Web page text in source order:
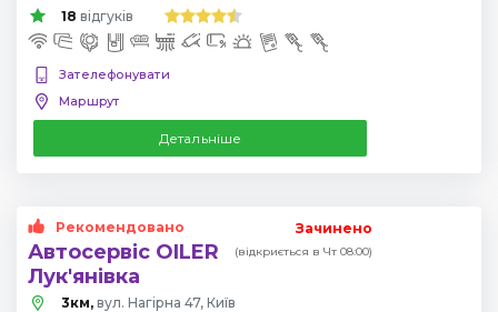
18 відгуків
Зателефонувати
Маршрут
Детальніше
Рекомендовано
Автосервіс OILER
Лук'янівка
Зачинено
(відкриється в Чт 08:00)
3км, вул. Нагірна 47, Київ